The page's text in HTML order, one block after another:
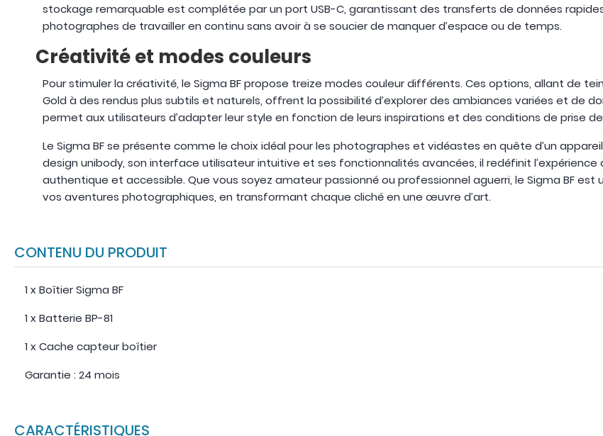
stockage remarquable est complétée par un port USB-C, garantissant des transferts de données
photographes de travailler en continu sans avoir à se soucier de manquer d’espace ou de temps.
Créativité et modes couleurs
Pour stimuler la créativité, le Sigma BF propose treize modes couleur différents. Ces options, allant de
Gold à des rendus plus subtils et naturels, offrent la possibilité d’explorer des ambiances variées et de
permet aux utilisateurs d’adapter leur style en fonction de leurs inspirations et des conditions de prise
Le Sigma BF se présente comme le choix idéal pour les photographes et vidéastes en quête d’un
design unibody, son interface utilisateur intuitive et ses fonctionnalités avancées, il redéfinit
authentique et accessible. Que vous soyez amateur passionné ou professionnel aguerri, le Sigma BF
vos aventures photographiques, en transformant chaque cliché en une œuvre d’art.
CONTENU DU PRODUIT
1 x Boîtier Sigma BF
1 x Batterie BP-81
1 x Cache capteur boîtier
Garantie : 24 mois
CARACTÉRISTIQUES